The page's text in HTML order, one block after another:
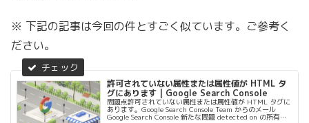
※ 下記の記事は今回の件とすごく似ています。ご参考く
ださい。
許可されていない属性または属性値が HTML タ
グにあります | Google Search Console
問題点許可されていない属性または属性値が HTML タグに
あります。Google Search Console Team からのメール
Google Search Console 新たな問題 detected on の所有者